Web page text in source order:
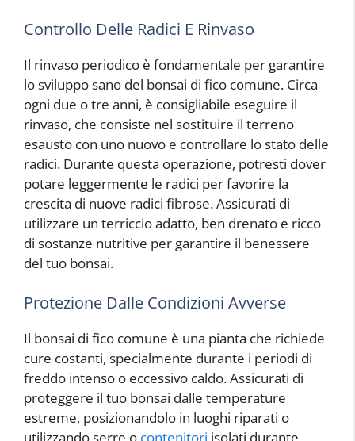
Controllo Delle Radici E Rinvaso
Il rinvaso periodico è fondamentale per garantire
lo sviluppo sano del bonsai di fico comune. Circa
ogni due o tre anni, è consigliabile eseguire il
rinvaso, che consiste nel sostituire il terreno
esausto con uno nuovo e controllare lo stato delle
radici. Durante questa operazione, potresti dover
potare leggermente le radici per favorire la
crescita di nuove radici fibrose. Assicurati di
utilizzare un terriccio adatto, ben drenato e ricco
di sostanze nutritive per garantire il benessere
del tuo bonsai.
Protezione Dalle Condizioni Avverse
Il bonsai di fico comune è una pianta che richiede
cure costanti, specialmente durante i periodi di
freddo intenso o eccessivo caldo. Assicurati di
proteggere il tuo bonsai dalle temperature
estreme, posizionandolo in luoghi riparati o
utilizzando serre o contenitori isolati durante